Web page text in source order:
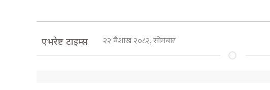
एभरेष्ट टाइम्स २२ बैशाख २०८२, सोमबार